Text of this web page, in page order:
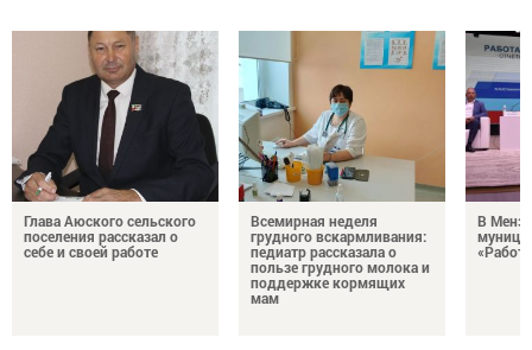
Глава Аюского сельского
поселения рассказал о
себе и своей работе
Всемирная неделя
грудного вскармливания:
педиатр рассказала о
пользе грудного молока и
поддержке кормящих
мам
В